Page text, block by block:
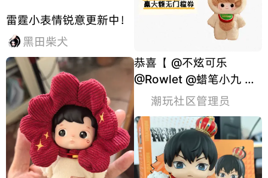
雷霆小表情锐意更新中！
黑田柴犬
恭喜【 @不炫可乐
@Rowlet @蜡笔小九 】
获得「10元无门槛券」
*1， 恭喜【 @吃点啥 @
好吃的大面包狗 】获得
「20元无门槛券」*1，
恭喜【 @绵羊哥哥 】获
潮玩社区管理员